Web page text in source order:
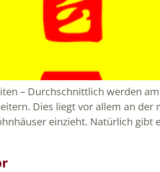
– Durchschnittlich werden
Dies liegt vor allem an
einzieht. Natürlich